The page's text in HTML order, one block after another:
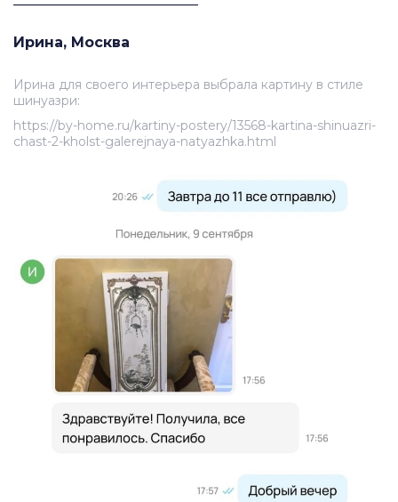
Ирина, Москва
Ирина для своего интерьера выбрала картину в стиле
шинуазри:
https://by-home.ru/kartiny-postery/13568-kartina-shinuazri-
chast-2-kholst-galerejnaya-natyazhka.html